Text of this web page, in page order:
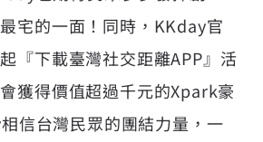
宅的一面！同時，KKday官
『下載臺灣社交距離APP』活
獲得價值超過千元的Xpark豪
信台灣民眾的團結力量，一